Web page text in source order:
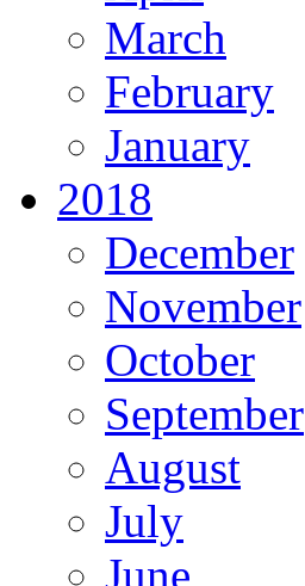
March
February
January
2018
December
November
October
September
August
July
June